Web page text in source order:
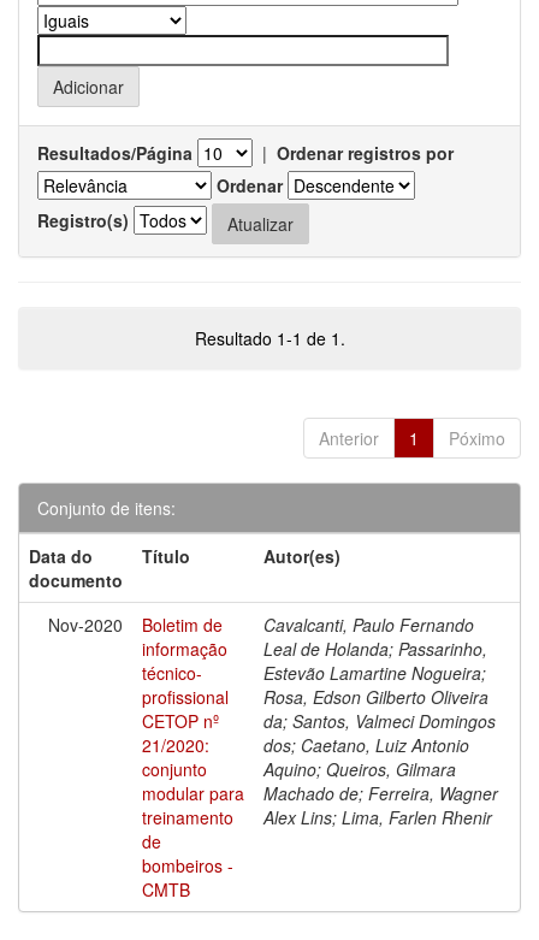
Resultados/Página | Ordenar registros por
Ordenar
Registro(s)
Resultado 1-1 de 1.
Anterior 1 Póximo
Conjunto de itens:
Data do
documento
Título Autor(es)
Nov-2020
Boletim de
informação
técnico-
profissional
CETOP nº
21/2020:
conjunto
modular para
treinamento
de
bombeiros -
CMTB
Cavalcanti, Paulo Fernando
Leal de Holanda; Passarinho,
Estevão Lamartine Nogueira;
Rosa, Edson Gilberto Oliveira
da; Santos, Valmeci Domingos
dos; Caetano, Luiz Antonio
Aquino; Queiros, Gilmara
Machado de; Ferreira, Wagner
Alex Lins; Lima, Farlen Rhenir